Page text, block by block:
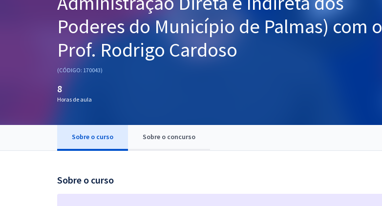
Questões grátis
Poderes do Município de Palmas) com o
Prof. Rodrigo Cardoso
(CÓDIGO: 170043)
8
Horas de aula
Sobre o curso Sobre o concurso
Sobre o curso